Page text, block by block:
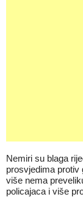
Nemiri su blaga
prosvjedima protiv
više nema
policajaca i više